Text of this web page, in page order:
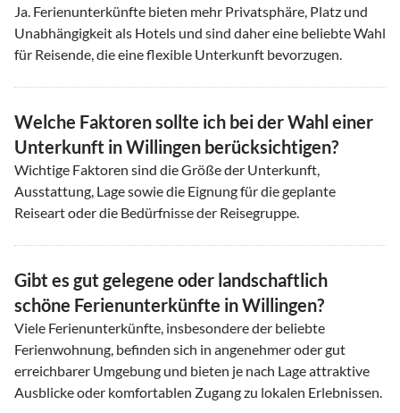
Ja. Ferienunterkünfte bieten mehr Privatsphäre, Platz und
Unabhängigkeit als Hotels und sind daher eine beliebte Wahl
für Reisende, die eine flexible Unterkunft bevorzugen.
Welche Faktoren sollte ich bei der Wahl einer
Unterkunft in Willingen berücksichtigen?
Wichtige Faktoren sind die Größe der Unterkunft,
Ausstattung, Lage sowie die Eignung für die geplante
Reiseart oder die Bedürfnisse der Reisegruppe.
Gibt es gut gelegene oder landschaftlich
schöne Ferienunterkünfte in Willingen?
Viele Ferienunterkünfte, insbesondere der beliebte
Ferienwohnung, befinden sich in angenehmer oder gut
erreichbarer Umgebung und bieten je nach Lage attraktive
Ausblicke oder komfortablen Zugang zu lokalen Erlebnissen.